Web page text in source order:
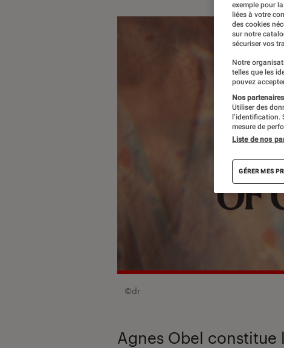
©dr
Agnes Obel constitue
exemple pour
liées à votre
des cookies
sur notre
sécuriser vos
Notre
telles que les
pouvez
Nos
Utiliser des
mesure de
Liste de nos
GÉRER MES